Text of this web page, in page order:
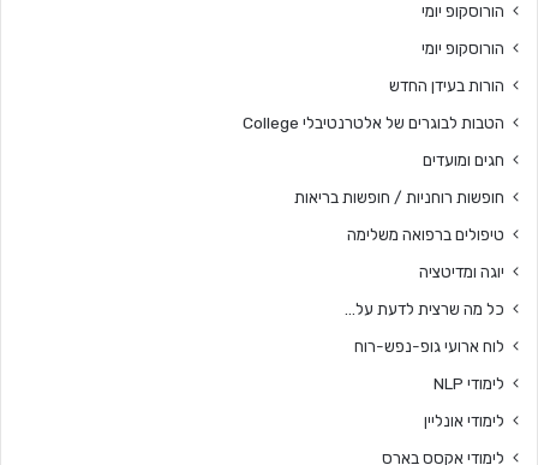
הורוסקופ יומי
הורוסקופ יומי
הורות בעידן החדש
הטבות לבוגרים של אלטרנטיבלי College
חגים ומועדים
חופשות רוחניות / חופשות בריאות
טיפולים ברפואה משלימה
יוגה ומדיטציה
כל מה שרצית לדעת על…
לוח ארועי גופ-נפש-רוח
לימודי NLP
לימודי אונליין
לימודי אקסס בארס